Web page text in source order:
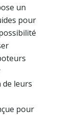
un
pour
de leurs
pour